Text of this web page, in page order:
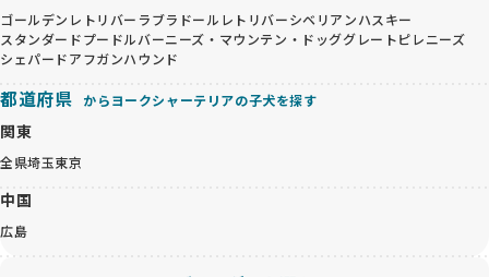
ゴールデンレトリバー ラブラドールレトリバーシベリアンハスキー
スタンダードプードルバーニーズ・マウンテン・ドッググレートピレニーズ
シェパードアフガンハウンド
都道府県 からヨークシャーテリアの子犬を探す
関東
全県埼玉東京
中国
広島